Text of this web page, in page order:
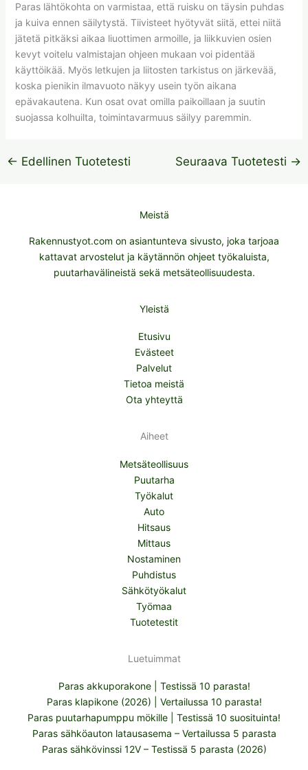
Paras lähtökohta on varmistaa, että ruisku on täysin puhdas
ja kuiva ennen säilytystä. Tiivisteet hyötyvät siitä, ettei niitä
jätetä pitkäksi aikaa liuottimen armoille, ja liikkuvien osien
kevyt voitelu valmistajan ohjeen mukaan voi pidentää
käyttöikää. Myös letkujen ja liitosten tarkistus on järkevää,
koska pienikin ilmavuoto näkyy usein työn aikana
epävakautena. Kun osat ovat omilla paikoillaan ja suutin
suojassa kolhuilta, toimintavarmuus säilyy paremmin.
← Edellinen Tuotetesti Seuraava Tuotetesti →
Meistä
Rakennustyot.com on asiantunteva sivusto, joka tarjoaa
kattavat arvostelut ja käytännön ohjeet työkaluista,
puutarhavälineistä sekä metsäteollisuudesta.
Yleistä
Etusivu
Evästeet
Palvelut
Tietoa meistä
Ota yhteyttä
Aiheet
Metsäteollisuus
Puutarha
Työkalut
Auto
Hitsaus
Mittaus
Nostaminen
Puhdistus
Sähkötyökalut
Työmaa
Tuotetestit
Luetuimmat
Paras akkuporakone | Testissä 10 parasta!
Paras klapikone (2026) | Vertailussa 10 parasta!
Paras puutarhapumppu mökille | Testissä 10 suosituinta!
Paras sähköauton latausasema – Vertailussa 5 parasta
Paras sähkövinssi 12V – Testissä 5 parasta (2026)